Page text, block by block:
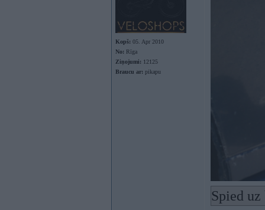
Kopš: 05. Apr 2010
No: Rīga
Ziņojumi: 12125
Braucu ar: pikapu
Spied